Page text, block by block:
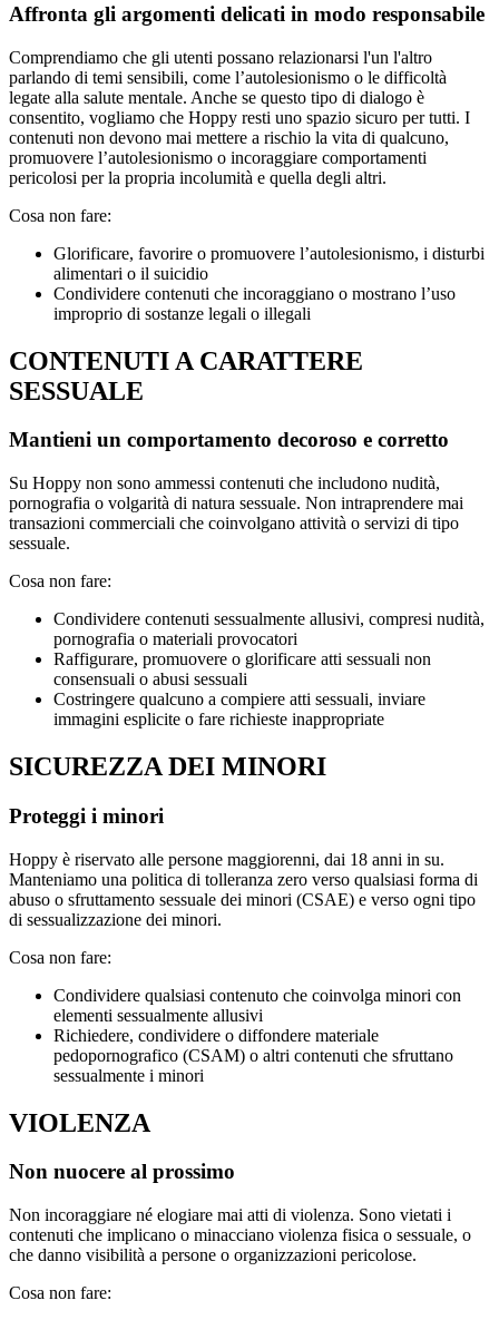
Affronta gli argomenti delicati in modo responsabile
Comprendiamo che gli utenti possano relazionarsi l'un l'altro
parlando di temi sensibili, come l’autolesionismo o le difficoltà
legate alla salute mentale. Anche se questo tipo di dialogo è
consentito, vogliamo che Hoppy resti uno spazio sicuro per tutti. I
contenuti non devono mai mettere a rischio la vita di qualcuno,
promuovere l’autolesionismo o incoraggiare comportamenti
pericolosi per la propria incolumità e quella degli altri.
Cosa non fare:
Glorificare, favorire o promuovere l’autolesionismo, i disturbi
alimentari o il suicidio
Condividere contenuti che incoraggiano o mostrano l’uso
improprio di sostanze legali o illegali
CONTENUTI A CARATTERE
SESSUALE
Mantieni un comportamento decoroso e corretto
Su Hoppy non sono ammessi contenuti che includono nudità,
pornografia o volgarità di natura sessuale. Non intraprendere mai
transazioni commerciali che coinvolgano attività o servizi di tipo
sessuale.
Cosa non fare:
Condividere contenuti sessualmente allusivi, compresi nudità,
pornografia o materiali provocatori
Raffigurare, promuovere o glorificare atti sessuali non
consensuali o abusi sessuali
Costringere qualcuno a compiere atti sessuali, inviare
immagini esplicite o fare richieste inappropriate
SICUREZZA DEI MINORI
Proteggi i minori
Hoppy è riservato alle persone maggiorenni, dai 18 anni in su.
Manteniamo una politica di tolleranza zero verso qualsiasi forma di
abuso o sfruttamento sessuale dei minori (CSAE) e verso ogni tipo
di sessualizzazione dei minori.
Cosa non fare:
Condividere qualsiasi contenuto che coinvolga minori con
elementi sessualmente allusivi
Richiedere, condividere o diffondere materiale
pedopornografico (CSAM) o altri contenuti che sfruttano
sessualmente i minori
VIOLENZA
Non nuocere al prossimo
Non incoraggiare né elogiare mai atti di violenza. Sono vietati i
contenuti che implicano o minacciano violenza fisica o sessuale, o
che danno visibilità a persone o organizzazioni pericolose.
Cosa non fare: